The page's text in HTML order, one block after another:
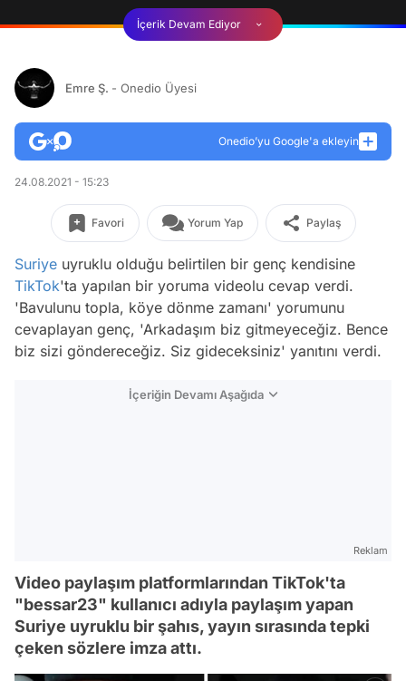
İçerik Devam Ediyor
Emre Ş. - Onedio Üyesi
Onedio’yu Google'a ekleyin
24.08.2021 - 15:23
Favori Yorum Yap Paylaş
Suriye uyruklu olduğu belirtilen bir genç kendisine
TikTok'ta yapılan bir yoruma videolu cevap verdi.
'Bavulunu topla, köye dönme zamanı' yorumunu
cevaplayan genç, 'Arkadaşım biz gitmeyeceğiz. Bence
biz sizi göndereceğiz. Siz gideceksiniz' yanıtını verdi.
İçeriğin Devamı Aşağıda
Reklam
Video paylaşım platformlarından TikTok'ta
"bessar23" kullanıcı adıyla paylaşım yapan
Suriye uyruklu bir şahıs, yayın sırasında tepki
çeken sözlere imza attı.